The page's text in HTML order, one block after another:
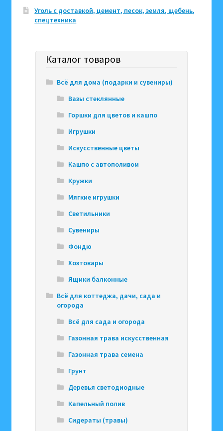
Уголь с доставкой, цемент, песок, земля, щебень,
спецтехника
Каталог товаров
Всё для дома (подарки и сувениры)
Вазы стеклянные
Горшки для цветов и кашпо
Игрушки
Искусственные цветы
Кашпо с автополивом
Кружки
Мягкие игрушки
Светильники
Сувениры
Фондю
Хозтовары
Ящики балконные
Всё для коттеджа, дачи, сада и
огорода
Всё для сада и огорода
Газонная трава искусственная
Газонная трава семена
Грунт
Деревья светодиодные
Капельный полив
Сидераты (травы)